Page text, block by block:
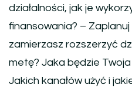
działalności, jak je
finansowania? –
zamierzasz rozszerzyć
metę? Jaka będzie
Jakich kanałów użyć i